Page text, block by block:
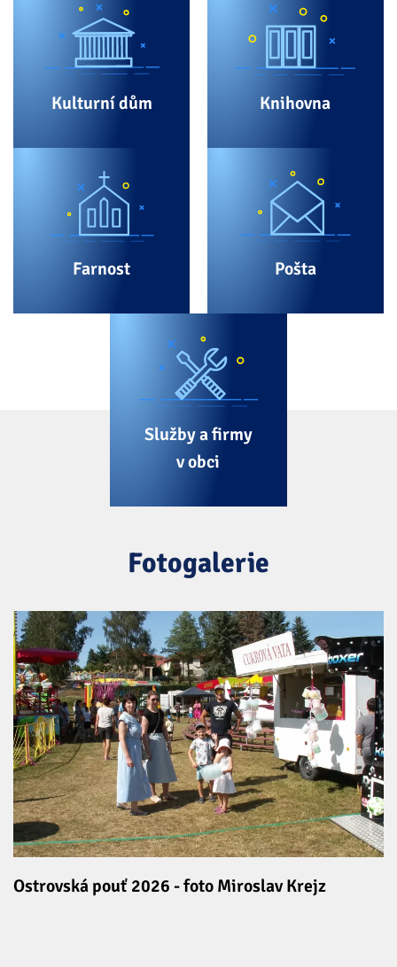
Kulturní dům Knihovna
Farnost Pošta
Služby a firmy
v obci
Fotogalerie
Ostrovská pouť 2026 - foto Miroslav Krejz